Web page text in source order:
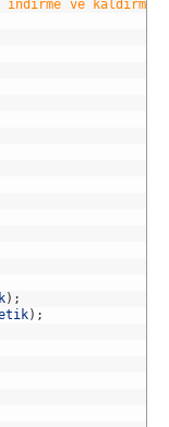
indirme ve kaldırma
) ;
) ;